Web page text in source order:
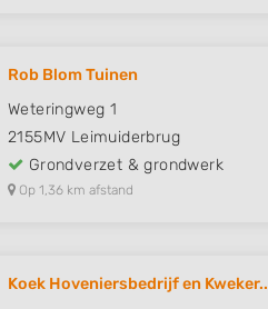
Rob Blom Tuinen
Weteringweg 1
2155MV Leimuiderbrug
Grondverzet & grondwerk
Op 1,36 km afstand
Koek Hoveniersbedrijf en Kweker..